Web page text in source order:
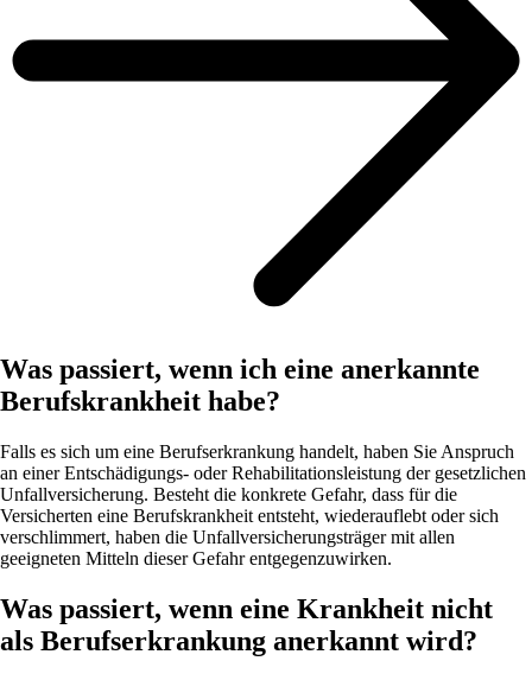
Was passiert, wenn ich eine anerkannte
Berufskrankheit habe?
Falls es sich um eine Berufserkrankung handelt, haben Sie Anspruch
an einer Entschädigungs- oder Rehabilitationsleistung der gesetzlichen
Unfallversicherung. Besteht die konkrete Gefahr, dass für die
Versicherten eine Berufskrankheit entsteht, wiederauflebt oder sich
verschlimmert, haben die Unfallversicherungsträger mit allen
geeigneten Mitteln dieser Gefahr entgegenzuwirken.
Was passiert, wenn eine Krankheit nicht
als Berufserkrankung anerkannt wird?